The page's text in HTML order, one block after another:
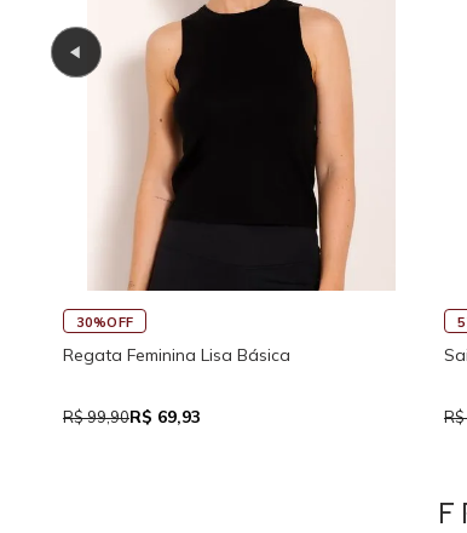
Lisa Básica Saia Curta com Bolso